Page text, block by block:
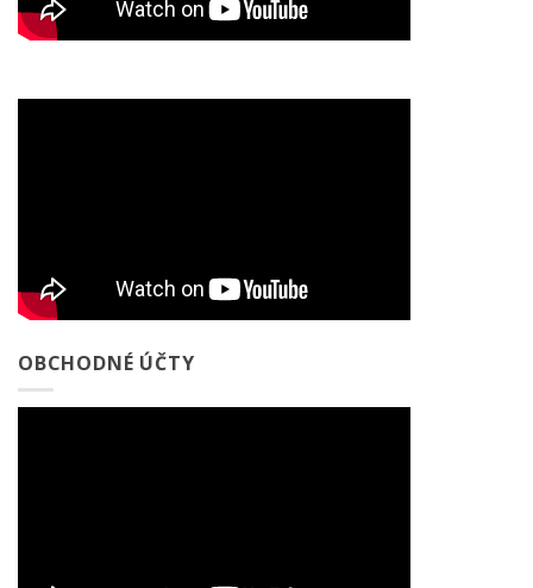
OBCHODNÉ ÚČTY